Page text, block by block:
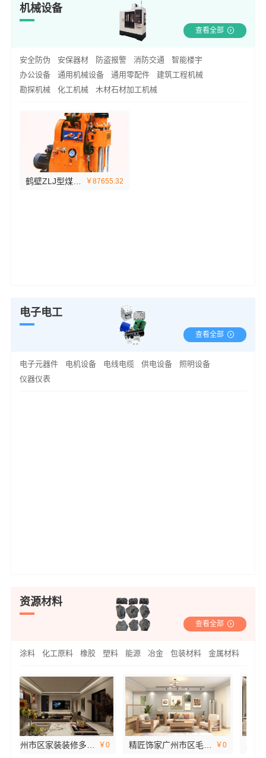
机械设备
查看全部
安全防伪 安保器材 防盗报警 消防交通
智能楼宇
办公设备
通用机械设备 通用零配件
建筑工程机械
勘探机械
化工机械 木材石材加工机械
鹤壁ZLJ型煤矿巷道用钻机与瓦斯防治理工作深入融合 ￥87655.32
电子电工
查看全部
电子元器件 电机设备 电线电缆 供电设备
照明设备
仪器仪表
资源材料
查看全部
涂料 化工原料 橡胶 塑料 能源 冶金 包装材料 金属材料
广州番禺家装多少钱？新房选精匠饰家 广州家装公司全屋装修精匠饰家一站式服务